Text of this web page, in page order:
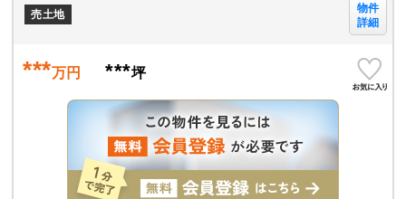
売土地
物件
詳細
***万円 ***坪